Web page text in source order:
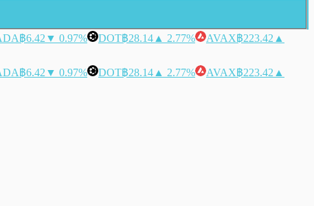
฿6.42 ▼ 0.97% DOT฿28.14 ▲ 2.77% AVAX฿223.42 ▲
฿6.42 ▼ 0.97% DOT฿28.14 ▲ 2.77% AVAX฿223.42 ▲